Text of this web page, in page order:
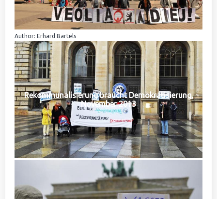
Author: Erhard Bartels
Rekommunalisierung braucht Demokratisierung,
November 2013